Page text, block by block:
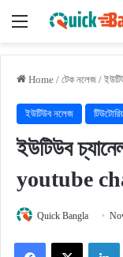
Menu
Home / টেক নলেজ /
ইউটিউব নলেজ
ইউটিউব
youtube
Quick Bangla
FacebookX